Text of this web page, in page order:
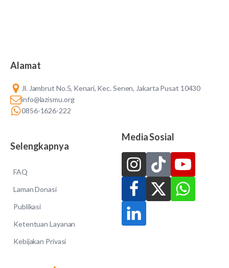
Alamat
Jl. Jambrut No.5, Kenari, Kec. Senen, Jakarta Pusat 10430
info@lazismu.org
0856-1626-222
Selengkapnya
FAQ
Laman Donasi
Publikasi
Ketentuan Layanan
Kebijakan Privasi
Media Sosial